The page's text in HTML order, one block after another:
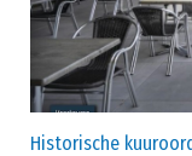
Historische